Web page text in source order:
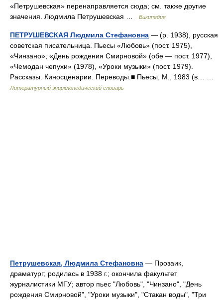
«Петрушевская» перенаправляется сюда; см. также другие
значения. Людмила Петрушевская …
Википедия
ПЕТРУШЕВСКАЯ Людмила Стефановна — (р. 1938), русская
советская писательница. Пьесы «Любовь» (пост. 1975),
«Чинзано», «День рождения Смирновой» (обе — пост. 1977),
«Чемодан чепухи» (1978), «Уроки музыки» (пост. 1979).
Рассказы. Киносценарии. Переводы.■ Пьесы, М., 1983 (в… …
Литературный энциклопедический словарь
Петрушевская, Людмила Стефановна — Прозаик,
драматург; родилась в 1938 г.; окончила факультет
журналистики МГУ; автор пьес "Любовь", "Чинзано", "День
рождения Смирновой", "Уроки музыки", "Стакан воды", "Три